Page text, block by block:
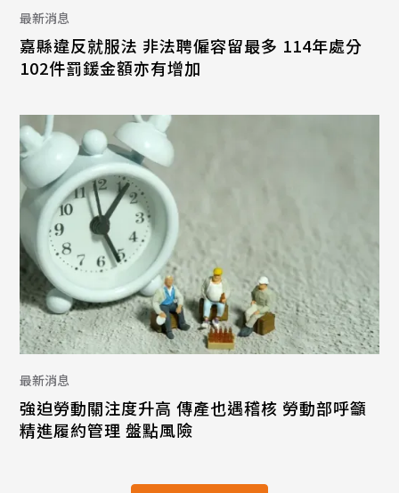
最新消息
嘉縣違反就服法 非法聘僱容留最多 114年處分
102件罰鍰金額亦有增加
最新消息
強迫勞動關注度升高 傳產也遇稽核 勞動部呼籲
精進履約管理 盤點風險